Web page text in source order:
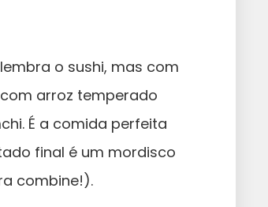
o sushi, mas com
arroz temperado
É a comida perfeita
final é um mordisco
combine!).